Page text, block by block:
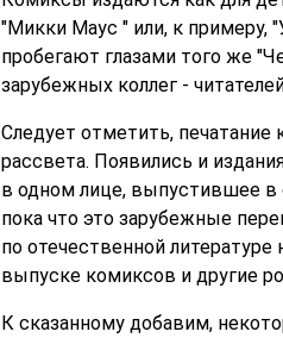
"Микки Маус " или, к примеру,
пробегают глазами того же
зарубежных коллег -
Следует отметить,
рассвета. Появились и
в одном лице, выпустившее в
пока что это зарубежные
по отечественной
выпуске комиксов и другие
К сказанному добавим,